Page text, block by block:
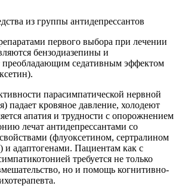
из группы антидепрессантов
первого выбора при лечении
бензодиазепины и
преобладающим седативным эффектом
парасимпатической нервной
падает кровяное давление, холодеют
апатия и трудности с опорожнением
лечат антидепрессантами со
(флуоксетином, сертралином
и адаптогенами. Пациентам как с
требуется не только
но и помощь когнитивно-